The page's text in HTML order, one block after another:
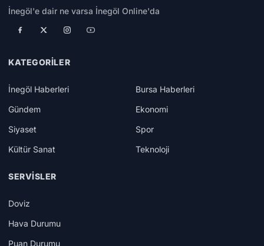
İnegöl'e dair ne varsa İnegöl Online'da
KATEGORILER
İnegöl Haberleri
Bursa Haberleri
Gündem
Ekonomi
Siyaset
Spor
Kültür Sanat
Teknoloji
SERVISLER
Doviz
Hava Durumu
Puan Durumu